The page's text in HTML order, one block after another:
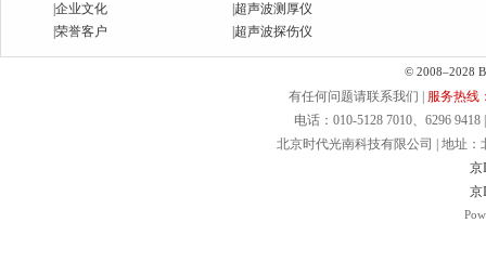
企业文化
荣誉客户
超声波测厚仪
超声波探伤仪
© 2008–2028
有任何问题请联系我们 | 服务热线
电话：010-5128 7010、6296 9418
北京时代光南科技有限公司 | 地址：
京
京